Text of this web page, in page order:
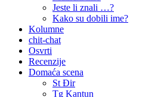
Jeste li znali …?
Kako su dobili ime?
Kolumne
chit-chat
Osvrti
Recenzije
Domaća scena
St Đir
Tg Kantun